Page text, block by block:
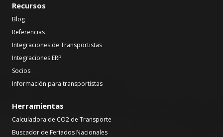
Recursos
Blog
Referencias
Integraciones de Transportistas
Integraciones ERP
Socios
Información para transportistas
Herramientas
Calculadora de CO2 de Transporte
Buscador de Feriados Nacionales